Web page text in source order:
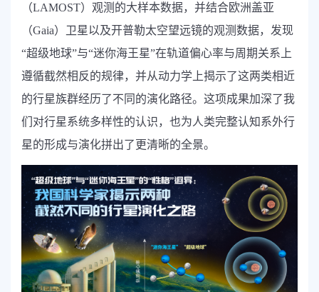
（LAMOST）观测的大样本数据，并结合欧洲盖亚
（Gaia）卫星以及开普勒太空望远镜的观测数据，发现
“超级地球”与“迷你海王星”在轨道偏心率与周期关系上
遵循截然相反的规律，并从动力学上揭示了这两类相近
的行星族群经历了不同的演化路径。这项成果加深了我
们对行星系统多样性的认识，也为人类完整认知系外行
星的形成与演化拼出了更清晰的全景。